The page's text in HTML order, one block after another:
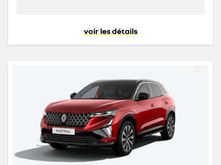
voir les détails